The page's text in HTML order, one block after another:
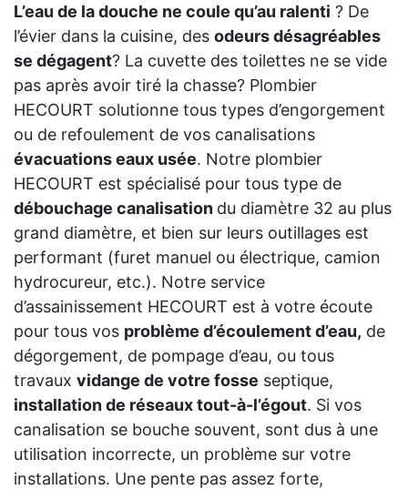
L’eau de la douche ne coule qu’au ralenti ? De
l’évier dans la cuisine, des odeurs désagréables
se dégagent? La cuvette des toilettes ne se vide
pas après avoir tiré la chasse? Plombier
HECOURT solutionne tous types d’engorgement
ou de refoulement de vos canalisations
évacuations eaux usée. Notre plombier
HECOURT est spécialisé pour tous type de
débouchage canalisation du diamètre 32 au plus
grand diamètre, et bien sur leurs outillages est
performant (furet manuel ou électrique, camion
hydrocureur, etc.). Notre service
d’assainissement HECOURT est à votre écoute
pour tous vos problème d’écoulement d’eau, de
dégorgement, de pompage d’eau, ou tous
travaux vidange de votre fosse septique,
installation de réseaux tout-à-l’égout. Si vos
canalisation se bouche souvent, sont dus à une
utilisation incorrecte, un problème sur votre
installations. Une pente pas assez forte,